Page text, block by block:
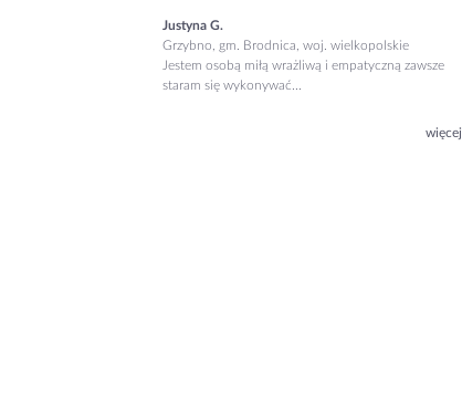
Justyna G.
Grzybno, gm. Brodnica, woj. wielkopolskie
Jestem osobą miłą wrażliwą i empatyczną zawsze
staram się wykonywać...
więcej